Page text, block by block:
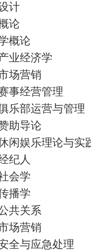
计
论
概论
业经济学
场营销
事经营管理
乐部运营与管理
助导论
闲娱乐理论与实
纪人
会学
播学
共关系
场营销
全与应急处理